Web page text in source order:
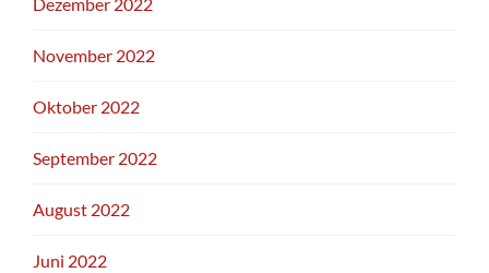
Dezember 2022
November 2022
Oktober 2022
September 2022
August 2022
Juni 2022